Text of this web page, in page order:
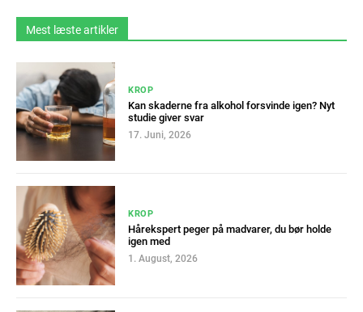
Mest læste artikler
KROP
Kan skaderne fra alkohol forsvinde igen? Nyt
studie giver svar
17. Juni, 2026
KROP
Hårekspert peger på madvarer, du bør holde
igen med
1. August, 2026